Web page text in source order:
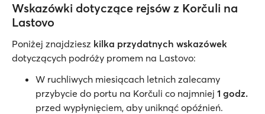
Wskazówki dotyczące rejsów z Korčuli na
Lastovo
Poniżej znajdziesz kilka przydatnych wskazówek
dotyczących podróży promem na Lastovo:
W ruchliwych miesiącach letnich zalecamy
przybycie do portu na Korčuli co najmniej 1 godz.
przed wypłynięciem, aby uniknąć opóźnień.